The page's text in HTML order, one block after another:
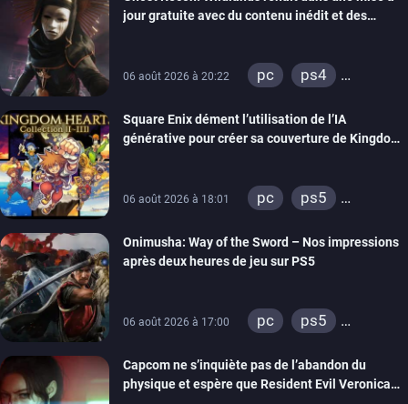
xbox one
jour gratuite avec du contenu inédit et des
06 août 2026 à 20:22 pc
ps4
Square Enix dément l’utilisation de l’IA
générative pour créer sa couverture de Kingdom
06 août 2026 à 18:01 pc
ps5
switch 2
Onimusha: Way of the Sword – Nos impressions
après deux heures de jeu sur PS5
06 août 2026 à 17:00 pc
ps5
switch 2
Capcom ne s’inquiète pas de l’abandon du
physique et espère que Resident Evil Veronica